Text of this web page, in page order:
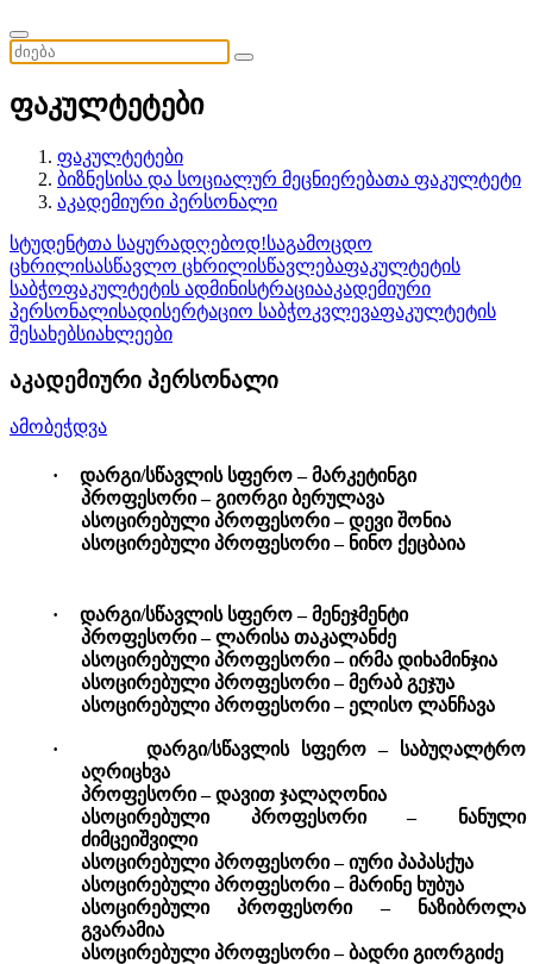
ფაკულტეტები
ფაკულტეტები
ბიზნესისა და სოციალურ მეცნიერებათა ფაკულტეტი
აკადემიური პერსონალი
სტუდენტთა საყურადღებოდ!საგამოცდო
ცხრილისასწავლო ცხრილისწავლებაფაკულტეტის
საბჭოფაკულტეტის ადმინისტრაციააკადემიური
პერსონალისადისერტაციო საბჭოკვლევაფაკულტეტის
შესახებსიახლეები
აკადემიური პერსონალი
ამობეჭდვა
·
დარგი/სწავლის სფერო – მარკეტინგი
პროფესორი – გიორგი ბერულავა
ასოცირებული პროფესორი – დევი შონია
ასოცირებული პროფესორი – ნინო ქეცბაია
·
დარგი/სწავლის სფერო – მენეჯმენტი
პროფესორი – ლარისა თაკალანძე
ასოცირებული პროფესორი – ირმა დიხამინჯია
ასოცირებული პროფესორი – მერაბ გეჯუა
ასოცირებული პროფესორი – ელისო ლანჩავა
·
დარგი/სწავლის სფერო – საბუღალტრო
აღრიცხვა
პროფესორი – დავით ჯალაღონია
ასოცირებული პროფესორი – ნანული
ძიმცეიშვილი
ასოცირებული პროფესორი – იური პაპასქუა
ასოცირებული პროფესორი – მარინე ხუბუა
ასოცირებული პროფესორი – ნაზიბროლა
გვარამია
ასოცირებული პროფესორი –ბადრიგიორგიძე